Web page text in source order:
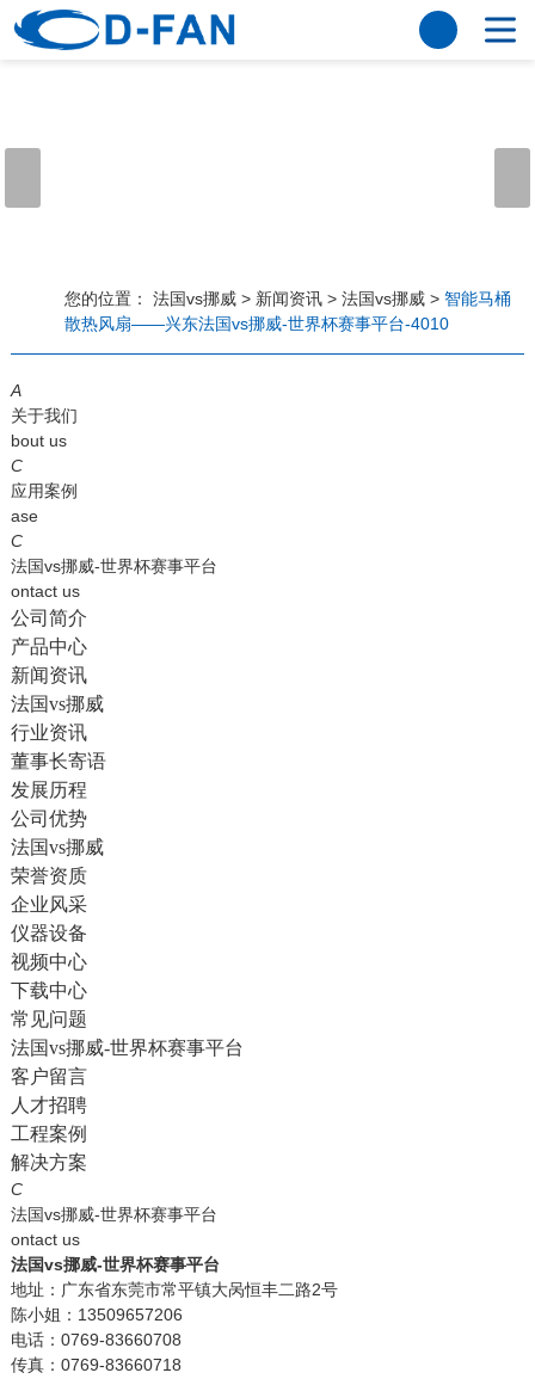
法国vs挪威
应用案例
工程案例
解决方案
新闻资讯
法国vs挪威
行业资讯
常见问题
法国vs挪威-世界杯赛事平台
您的位置： 法国vs挪威> 新闻资讯> 法国vs挪威> 智能马桶
散热风扇——兴东法国vs挪威-世界杯赛事平台-4010
A
关于我们
bout us
C
应用案例
ase
C
法国vs挪威-世界杯赛事平台
ontact us
公司简介
产品中心
新闻资讯
法国vs挪威
行业资讯
董事长寄语
发展历程
公司优势
法国vs挪威
荣誉资质
企业风采
仪器设备
视频中心
下载中心
常见问题
法国vs挪威-世界杯赛事平台
客户留言
人才招聘
工程案例
解决方案
C
法国vs挪威-世界杯赛事平台
ontact us
法国vs挪威-世界杯赛事平台
地址：广东省东莞市常平镇大呙恒丰二路2号
陈小姐：13509657206
电话：0769-83660708
传真：0769-83660718